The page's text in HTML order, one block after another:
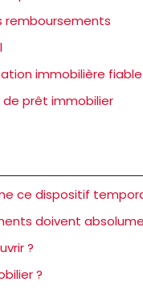
remboursements
immobilière fiable
prêt immobilier
ce dispositif
doivent
?
?